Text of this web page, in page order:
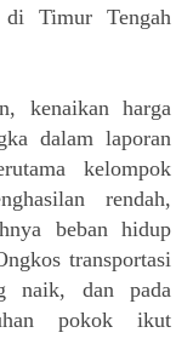
Timur Tengah
kenaikan harga
dalam laporan
kelompok
rendah,
beban hidup
transportasi
naik, dan pada
pokok ikut